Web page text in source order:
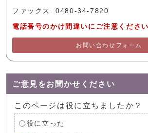
ファックス: 0480-34-7820
電話番号のかけ間違いにご注意ください
お問い合わせフォーム
ご意見をお聞かせください
このページは役に立ちましたか？
役に立った